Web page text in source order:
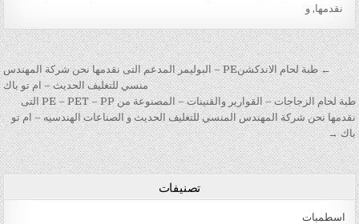
نقدمها,و
تصفّح المقالات← طبة لحام الاندكشنPE – البوليمر المدعم التى نقدمها نحن شركة المهندس
منسي للتغليف الحديث – ام تو باك
طبة لحام الزجاجات – القوارير والقنينات – المصنوعة من PE – PET – PP التى
نقدمها نحن شركة المهندس المنسي للتغليف الحديث و الصناعات الهندسيه – ام تو
باك →
تصنيفات
اسطمبات